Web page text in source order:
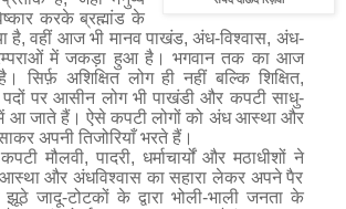
करके ब्रह्मांड के
है,वहीं आजभी मानव पाखंड,अंध-विश्वास, अंध-
में जकड़ा हुआ है। भगवान तक का आज
सिर्फ़ अशिक्षित लोग ही नहीं बल्कि शिक्षित,
पर आसीन लोग भीपाखंडी और कपटी साधु-
आ जाते हैं। ऐसे कपटी लोगों को अंध आस्था और
अपनी तिजोरियाँ भरते हैं।
मौलवी, पादरी, धर्माचार्योंऔर मठाधीशों ने
आस्था और अंधविश्वास का सहारा लेकर अपने पैर
झूठे जादू-टोटकों के द्वारा भोली-भाली जनता के